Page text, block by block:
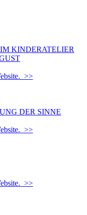
KINDERATELIER
>>
DER SINNE
>>
>>